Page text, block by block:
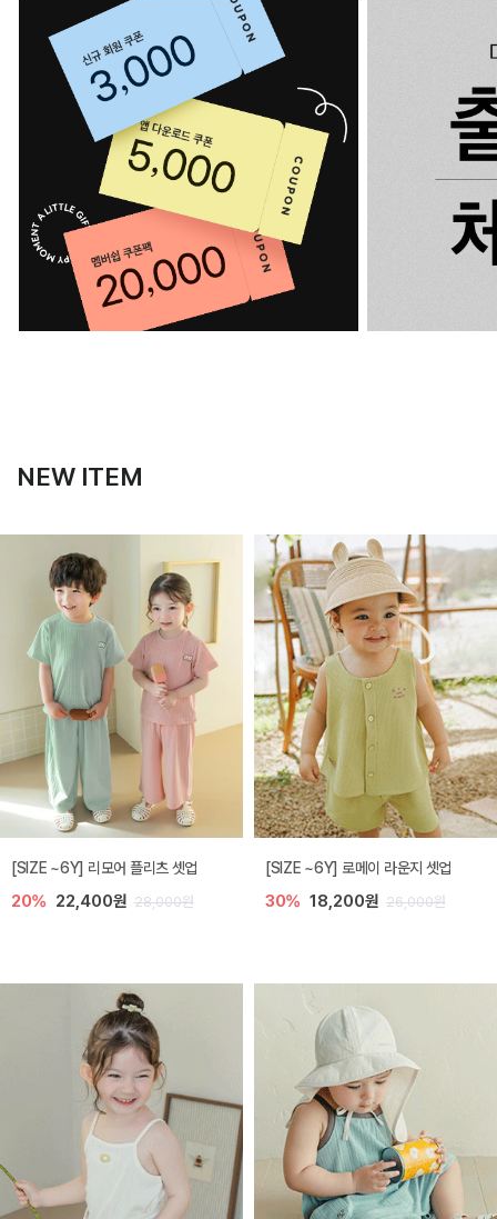
NEW ITEM
[SIZE ~6Y] 리모어 플리츠 셋업
20% 22,400원 28,000원
[SIZE ~6Y] 로메이 라운지 셋업
30% 18,200원 26,000원